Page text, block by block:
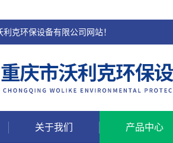
克环保设备有限公司网站！
关于我们 产品中心